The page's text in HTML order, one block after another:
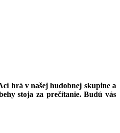
hrá v našej hudobnej skupine a
stoja za prečítanie. Budú vás